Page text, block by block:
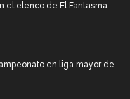
el elenco de El Fantasma
en liga mayor de